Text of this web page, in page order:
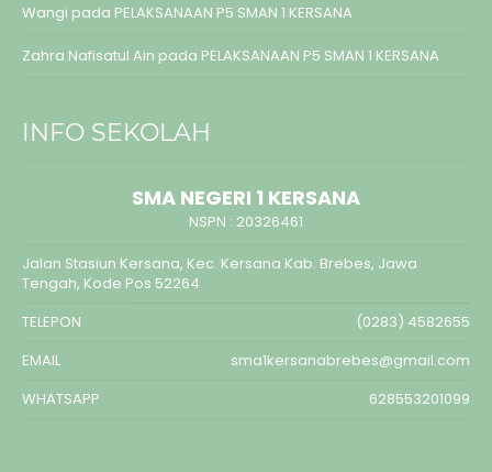
Wangi pada PELAKSANAAN P5 SMAN 1 KERSANA
Zahra Nafisatul Ain pada PELAKSANAAN P5 SMAN 1 KERSANA
INFO SEKOLAH
SMA NEGERI 1 KERSANA
NSPN : 20326461
Jalan Stasiun Kersana, Kec. Kersana Kab. Brebes, Jawa
Tengah, Kode Pos 52264
TELEPON
(0283) 4582655
EMAIL
sma1kersanabrebes@gmail.com
WHATSAPP
628553201099